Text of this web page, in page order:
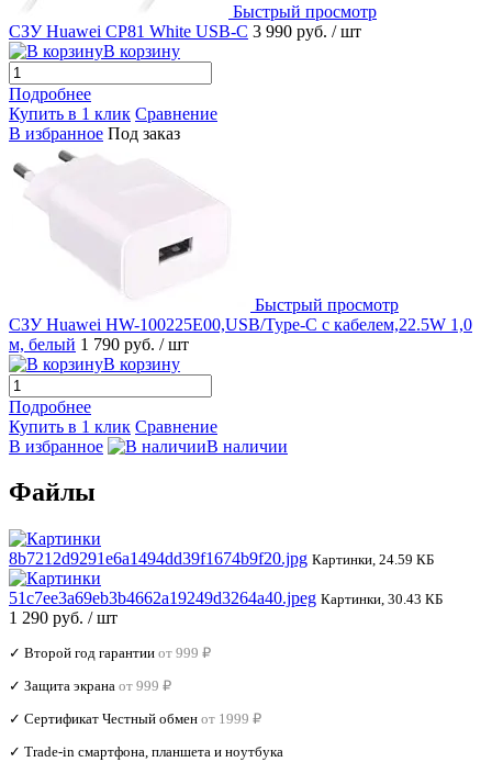
Быстрый просмотр
СЗУ Huawei CP81 White USB-C 3 990 руб. / шт
В корзину
Подробнее
Купить в 1 клик Сравнение
В избранное Под заказ
Быстрый просмотр
СЗУ Huawei HW-100225E00,USB/Type-C с кабелем,22.5W 1,0
м, белый 1 790 руб. / шт
В корзину
Подробнее
Купить в 1 клик Сравнение
В избранное
В наличии
Файлы
8b7212d9291e6a1494dd39f1674b9f20.jpg Картинки, 24.59 КБ
51c7ee3a69eb3b4662a19249d3264a40.jpeg Картинки, 30.43 КБ
1 290 руб. / шт
✓ Второй год гарантии от 999 ₽
✓ Защита экрана от 999 ₽
✓ Сертификат Честный обмен от 1999 ₽
✓ Trade‑in смартфона, планшета и ноутбука